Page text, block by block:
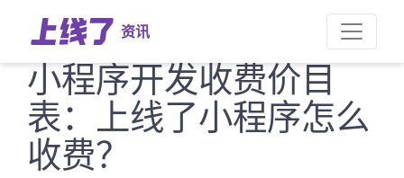
资讯
小程序开发收费价目
表：上线了小程序怎么
收费？